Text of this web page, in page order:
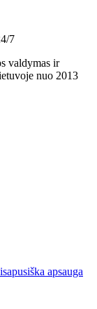
7
valdymas ir
nuo 2013
apsauga